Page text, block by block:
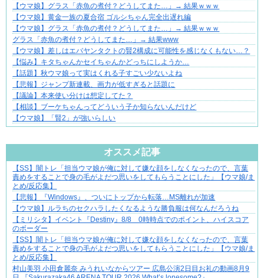
【ウマ娘】グラス「赤魚の煮付？どうしてまた…」→ 結果ｗｗｗ
【ウマ娘】黄金一族の夏合宿 ゴルシちゃん完全出遅れ編
【ウマ娘】グラス「赤魚の煮付？どうしてまた…」→ 結果ｗｗｗ
グラス「赤魚の煮付？どうしてまた…」→ 結果www
【ウマ娘】差しはエバヤンタクトの賢2構成に可能性を感じなくもない…？
【悩み】キタちゃんかセイちゃんかどっちにしようか…
【話題】秋ウマ娘って実はくれる子すごい少ないよね
【悲報】ジャンプ新連載、画力が低すぎると話題に
【議論】本来使い分けは想定してた？
【相談】ブーケちゃんってどういう子か知らないんだけど
【ウマ娘】「賢2」が強いらしい
オススメ記事
“変われない私”が動き出す瞬間に出会う
【SS】闇トレ「担当ウマ娘が俺に対して嫌な顔をしなくなったので、言葉
責めをすることで身の毛がよだつ思いをしてもらうことにした」【ウマ娘/ま
とめ/反応集】
【悲報】『Windows』、ついにトップから転落…MS離れが加速
【ウマ娘】ルラちのセクハラしたくなるような勝負服は何なんだろうね
【ミリシタ】イベント『Destiny』8/8 0時時点でのポイント、ハイスコア
のボーダー
【SS】闇トレ「担当ウマ娘が俺に対して嫌な顔をしなくなったので、言葉
責めをすることで身の毛がよだつ思いをしてもらうことにした」【ウマ娘/ま
とめ/反応集】
村山美羽 小田倉麗奈 みうれいなからツアー 広島公演2日目お礼の動画8月9